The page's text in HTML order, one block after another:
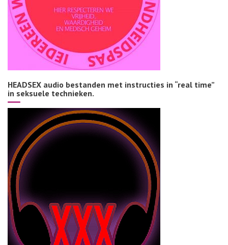
HEADSEX audio bestanden met instructies in “real time”
in seksuele technieken.